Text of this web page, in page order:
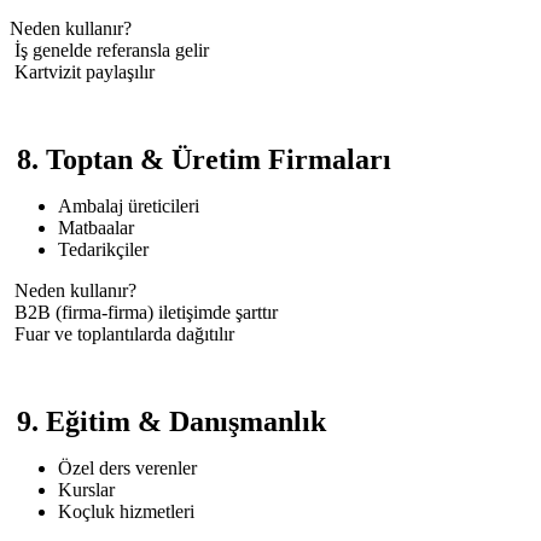
Neden kullanır?
İş genelde referansla gelir
Kartvizit paylaşılır
8. Toptan & Üretim Firmaları
Ambalaj üreticileri
Matbaalar
Tedarikçiler
Neden kullanır?
B2B (firma-firma) iletişimde şarttır
Fuar ve toplantılarda dağıtılır
9. Eğitim & Danışmanlık
Özel ders verenler
Kurslar
Koçluk hizmetleri